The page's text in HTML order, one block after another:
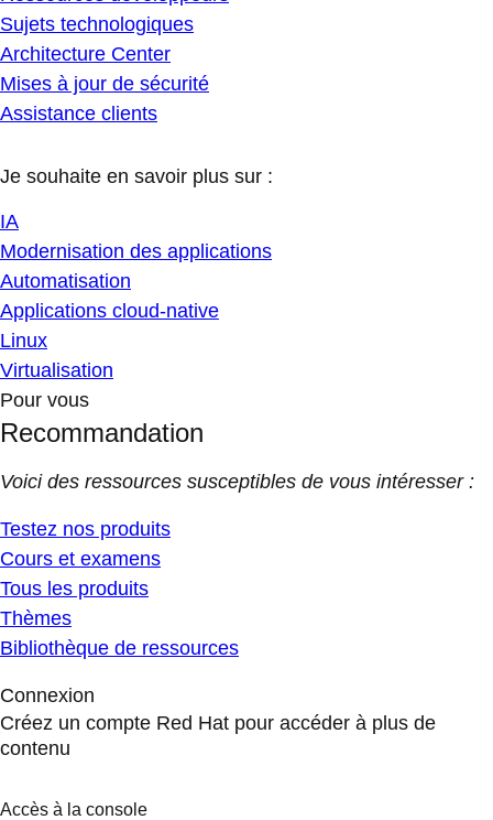
Sujets technologiques
Architecture Center
Mises à jour de sécurité
Assistance clients
Je souhaite en savoir plus sur :
IA
Modernisation des applications
Automatisation
Applications cloud-native
Linux
Virtualisation
Pour vous
Recommandation
Voici des ressources susceptibles de vous intéresser :
Testez nos produits
Cours et examens
Tous les produits
Thèmes
Bibliothèque de ressources
Connexion
Créez un compte Red Hat pour accéder à plus de
contenu
Accès à la console